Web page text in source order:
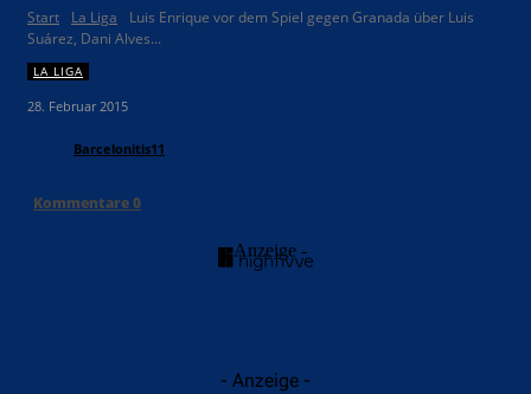
Start La Liga
Luis Enrique vor dem Spiel gegen Granada über Luis
Suárez, Dani Alves...
LA LIGA
28. Februar 2015
Barcelonitis11
Kommentare0
- Anzeige -
- Anzeige -